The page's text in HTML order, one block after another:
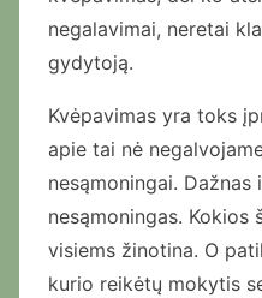
negalavimai, neretai
gydytoją.
Kvėpavimas yra toks
apie tai nė
nesąmoningai.
nesąmoningas. Kokios
visiems žinotina. O
kurio reikėtų mokytis